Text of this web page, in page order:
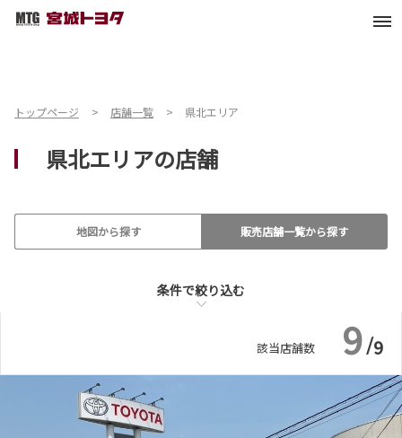
トップページ 店舗一覧 県北エリア
県北エリアの店舗
地図から探す 販売店舗一覧から探す
条件で絞り込む
該当店舗数 9 /9
ロア
バリアフリー/多目的駐車
条件で絞り込む